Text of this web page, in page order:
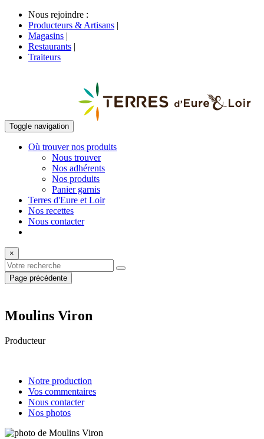
Nous rejoindre :
Producteurs & Artisans |
Magasins |
Restaurants |
Traiteurs
Toggle navigation
Où trouver nos produits
Nous trouver
Nos adhérents
Nos produits
Panier garnis
Terres d'Eure et Loir
Nos recettes
Nous contacter
×
Page précédente
Moulins Viron
Producteur
Notre production
Vos commentaires
Nous contacter
Nos photos